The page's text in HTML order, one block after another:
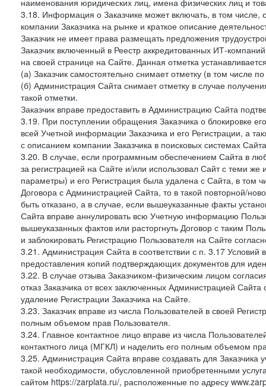
наименования юридических лиц, имена физических лиц и
3.18. Информация о Заказчике может включать, в том
компании Заказчика на рынке и краткое описание
Заказчик не имеет права размещать предложения
Заказчик включенный в Реестр аккредитованных ИТ-
на своей странице на Сайте. Данная отметка
(а) Заказчик самостоятельно снимает отметку (в том числе
(б) Администрация Сайта снимает отметку в случае
такой отметки.
Заказчик вправе предоставить в Администрацию Сайта
3.19. При поступлении обращения Заказчика о блокировке
всей Учетной информации Заказчика и его Регистрации, а
с описанием компании Заказчика в поисковых системах
3.20. В случае, если программным обеспечением Сайта в
за регистрацией на Сайте и/или использовал Сайт с теми
параметры) и его Регистрация была удалена с Сайта, в том
Договора с Администрацией Сайта, то в такой повторной/
быть отказано, а в случае, если вышеуказанные факты
Сайта вправе аннулировать всю Учетную информацию
вышеуказанных фактов или расторгнуть Договор с таким
и заблокировать Регистрацию Пользователя на Сайте
3.21. Администрация Сайта в соответствии с п. 3.17 Условий
предоставления копий подтверждающих документов для
3.22. В случае отзыва Заказчиком-физическим лицом
отказ Заказчика от всех заключенных Администрацией
удаление Регистрации Заказчика на Сайте.
3.23. Заказчик вправе из числа Пользователей в своей
полным объемом прав Пользователя.
3.24. Главное контактное лицо вправе из числа
контактного лица (МГКЛ) и наделить его полным объемом
3.25. Администрация Сайта вправе создавать для
такой необходимости, обусловленной приобретенными
сайтом https://zarplata.ru/, расположенные по адресу